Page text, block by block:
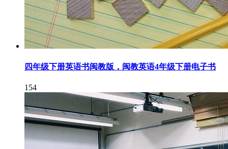
四年级下册英语书闽教版，闽教英语4年级下册电子书
154